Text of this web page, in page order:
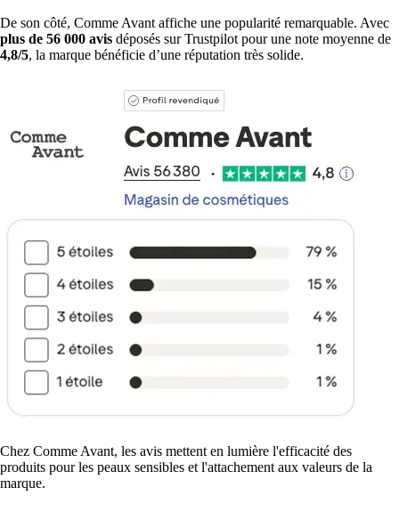
De son côté, Comme Avant affiche une popularité remarquable. Avec
plus de 56 000 avis déposés sur Trustpilot pour une note moyenne de
4,8/5, la marque bénéficie d’une réputation très solide.
Chez Comme Avant, les avis mettent en lumière l'efficacité des
produits pour les peaux sensibles et l'attachement aux valeurs de la
marque.